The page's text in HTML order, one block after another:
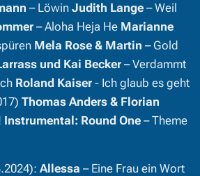
– Löwin Judith Lange – Weil
– Aloha Heja He Marianne
Mela Rose & Martin – Gold
und Kai Becker – Verdammt
Roland Kaiser - Ich glaub es geht
Thomas Anders & Florian
Instrumental: Round One – Theme
Allessa – Eine Frau ein Wort